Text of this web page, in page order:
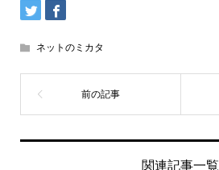
ネットのミカタ
関連記事一覧